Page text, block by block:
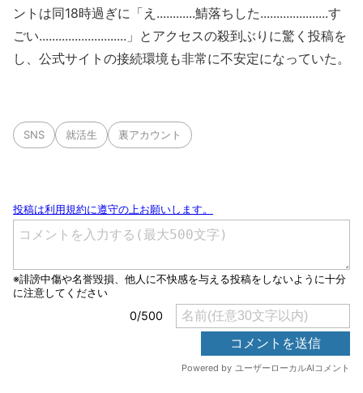
ントは同18時過ぎに「え............鯖落ちした.....................す
ごい...........................」とアクセスの殺到ぶりに驚く投稿を
し、公式サイトの接続環境も非常に不安定になっていた。
SNS 就活生 裏アカウント